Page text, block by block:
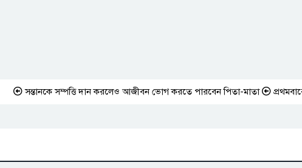
সন্তানকে সম্পত্তি দান করলেও আজীবন ভোগ করতে পারবেন পিতা-মাতা প্রথমবারের